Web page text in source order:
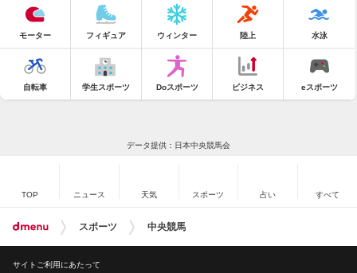
モーター フィギュア ウィンター 陸上 水泳
自転車 学生スポーツ Doスポーツ ビジネス eスポーツ
データ提供：日本中央競馬会
TOP ニュース 天気 スポーツ 占い すべて
スポーツ 中央競馬
サイトご利用にあたって